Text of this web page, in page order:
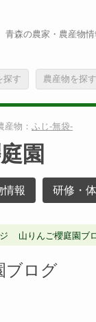
青森の農家・農産物
探す 農産物を探す
物： ふじ-無袋-
園
情報 研修・
山りんご櫻庭園ブ
ブログ